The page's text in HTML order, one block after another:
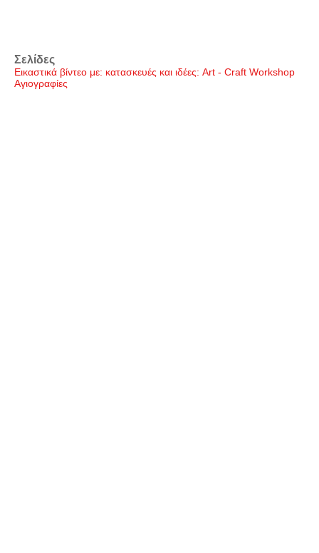
Σελίδες
Εικαστικά βίντεο με: κατασκευές και ιδέες: Art - Craft Workshop
Αγιογραφίες